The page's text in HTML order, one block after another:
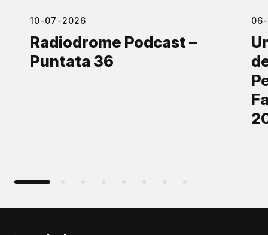
10-07-2026
Radiodrome Podcast –
Puntata 36